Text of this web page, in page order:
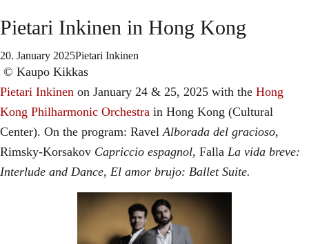
Pietari Inkinen in Hong Kong
20. January 2025Pietari Inkinen
© Kaupo Kikkas​
Pietari Inkinen on January 24 & 25, 2025 with the Hong
Kong Philharmonic Orchestra in Hong Kong (Cultural
Center). On the program: RavelAlborada del gracioso,
Rimsky-Korsakov Capriccio espagnol, Falla La vida breve:
Interlude and Dance, El amor brujo: Ballet Suite.